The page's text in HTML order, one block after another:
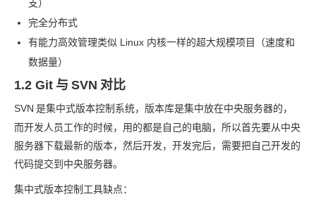
支）
完全分布式
有能力高效管理类似 Linux 内核一样的超大规模项目（速度和
数据量）
1.2 Git 与 SVN 对比
SVN 是集中式版本控制系统，版本库是集中放在中央服务器的，
而开发人员工作的时候，用的都是自己的电脑，所以首先要从中央
服务器下载最新的版本，然后开发，开发完后，需要把自己开发的
代码提交到中央服务器。
集中式版本控制工具缺点：